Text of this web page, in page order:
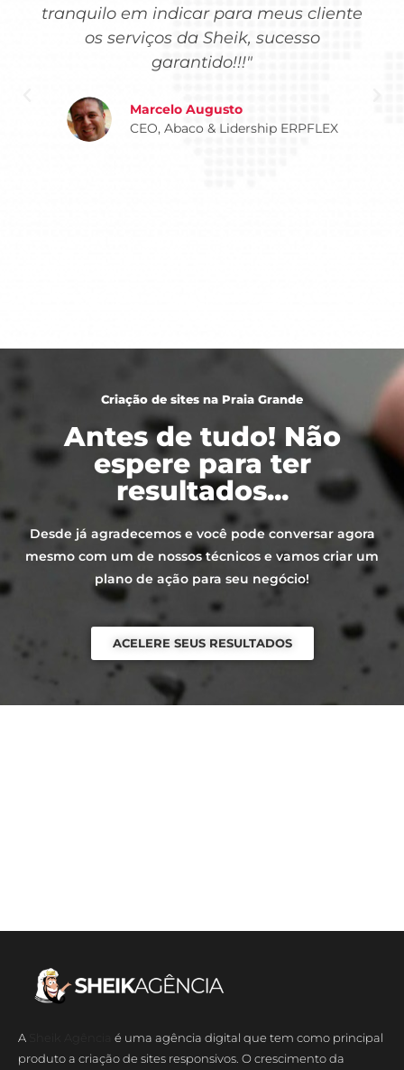
tranquilo em indicar para meus cliente
os serviços da Sheik, sucesso
garantido!!!"
Marcelo Augusto
CEO, Abaco & Lidership ERPFLEX
Criação de sites na Praia Grande
Antes de tudo! Não
espere para ter
resultados...
Desde já agradecemos e você pode conversar agora
mesmo com um de nossos técnicos e vamos criar um
plano de ação para seu negócio!
ACELERE SEUS RESULTADOS
A
é uma agência digital que tem como principal
produto a criação de sites responsivos. O crescimento da